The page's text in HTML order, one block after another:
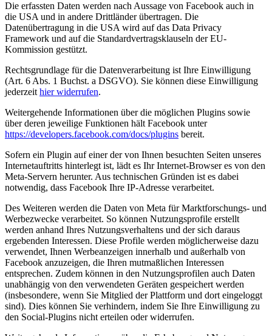
Die erfassten Daten werden nach Aussage von Facebook auch in
die USA und in andere Drittländer übertragen. Die
Datenübertragung in die USA wird auf das Data Privacy
Framework und auf die Standardvertragsklauseln der EU-
Kommission gestützt.
Rechtsgrundlage für die Datenverarbeitung ist Ihre Einwilligung
(Art. 6 Abs. 1 Buchst. a DSGVO). Sie können diese Einwilligung
jederzeit hier widerrufen.
Weitergehende Informationen über die möglichen Plugins sowie
über deren jeweilige Funktionen hält Facebook unter
https://developers.facebook.com/docs/plugins bereit.
Sofern ein Plugin auf einer der von Ihnen besuchten Seiten unseres
Internetauftritts hinterlegt ist, lädt es Ihr Internet-Browser es von den
Meta-Servern herunter. Aus technischen Gründen ist es dabei
notwendig, dass Facebook Ihre IP-Adresse verarbeitet.
Des Weiteren werden die Daten von Meta für Marktforschungs- und
Werbezwecke verarbeitet. So können Nutzungsprofile erstellt
werden anhand Ihres Nutzungsverhaltens und der sich daraus
ergebenden Interessen. Diese Profile werden möglicherweise dazu
verwendet, Ihnen Werbeanzeigen innerhalb und außerhalb von
Facebook anzuzeigen, die Ihren mutmaßlichen Interessen
entsprechen. Zudem können in den Nutzungsprofilen auch Daten
unabhängig von den verwendeten Geräten gespeichert werden
(insbesondere, wenn Sie Mitglied der Plattform und dort eingeloggt
sind). Dies können Sie verhindern, indem Sie Ihre Einwilligung zu
den Social-Plugins nicht erteilen oder widerrufen.